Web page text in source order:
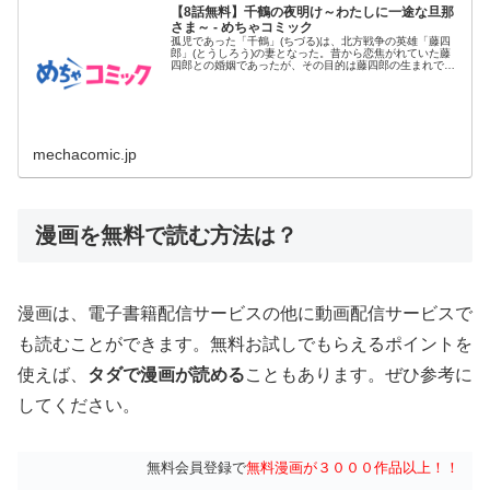
【8話無料】千鶴の夜明け～わたしに一途な旦那
さま～ - めちゃコミック
孤児であった「千鶴」(ちづる)は、北方戦争の英雄「藤四
郎」(とうしろう)の妻となった。昔から恋焦がれていた藤
四郎との婚姻であったが、その目的は藤四郎の生まれであ
mechacomic.jp
漫画を無料で読む方法は？
漫画は、電子書籍配信サービスの他に動画配信サービスで
も読むことができます。無料お試しでもらえるポイントを
使えば、 タダで漫画が読めることもあります。ぜひ参考に
してください。
無料会員登録で無料漫画が３０００作品以上！！